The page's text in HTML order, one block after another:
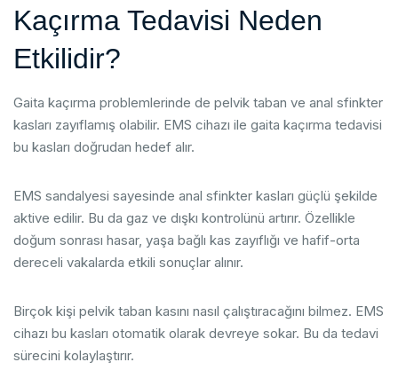
Kaçırma Tedavisi Neden
Etkilidir?
Gaita kaçırma problemlerinde de pelvik taban ve anal sfinkter
kasları zayıflamış olabilir. EMS cihazı ile gaita kaçırma tedavisi
bu kasları doğrudan hedef alır.
EMS sandalyesi sayesinde anal sfinkter kasları güçlü şekilde
aktive edilir. Bu da gaz ve dışkı kontrolünü artırır. Özellikle
doğum sonrası hasar, yaşa bağlı kas zayıflığı ve hafif-orta
dereceli vakalarda etkili sonuçlar alınır.
Birçok kişi pelvik taban kasını nasıl çalıştıracağını bilmez. EMS
cihazı bu kasları otomatik olarak devreye sokar. Bu da tedavi
sürecini kolaylaştırır.